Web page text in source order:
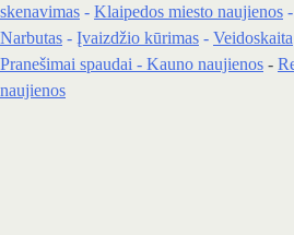
skenavimas - Klaipedos miesto naujienos -
Narbutas - Įvaizdžio kūrimas - Veidoskaita
Pranešimai spaudai - Kauno naujienos -
naujienos